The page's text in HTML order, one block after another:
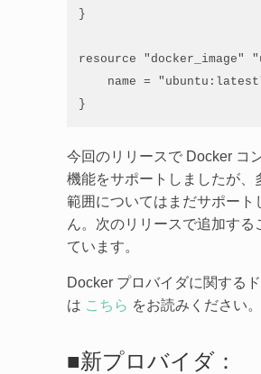
}
resource "docker_image"
name =
}
今回のリリースで Docker コ
機能をサポートしましたが、
範囲についてはまだサポート
ん。次のリリースで追加する
ています。
Docker プロバイダに関する
は こちら をお読みください。
■新プロバイダ：